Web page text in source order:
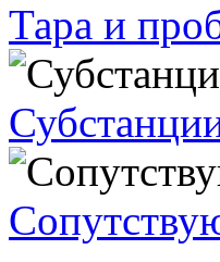
Тара и